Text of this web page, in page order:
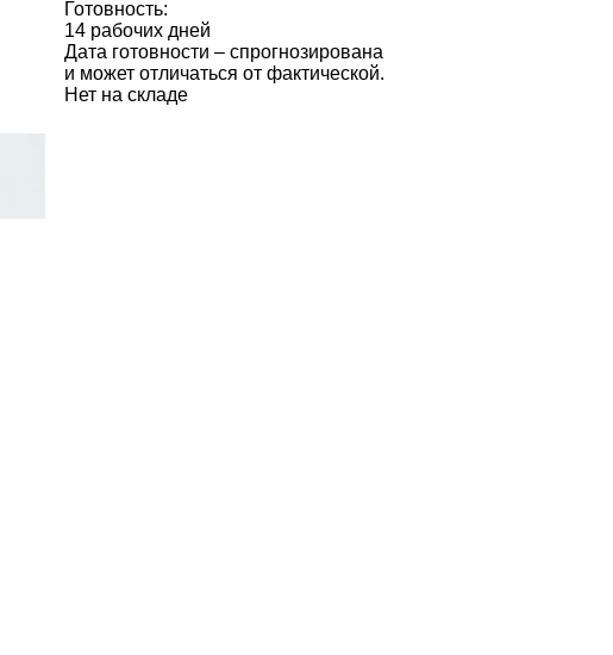
Готовность:
14 рабочих дней
Дата готовности – спрогнозирована
и может отличаться от фактической.
Нет на складе